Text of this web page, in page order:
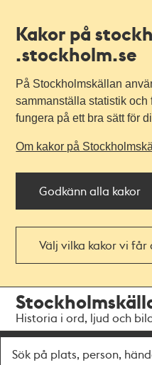
Kakor på
.stockholm.se
På Stockholmskällan
sammanställa statistik och
fungera på ett bra sätt för
Om kakor på
Godkänn alla kakor
Välj vilka kakor vi får
navigationen
huvudinnehållet
Historia i ord, ljud och